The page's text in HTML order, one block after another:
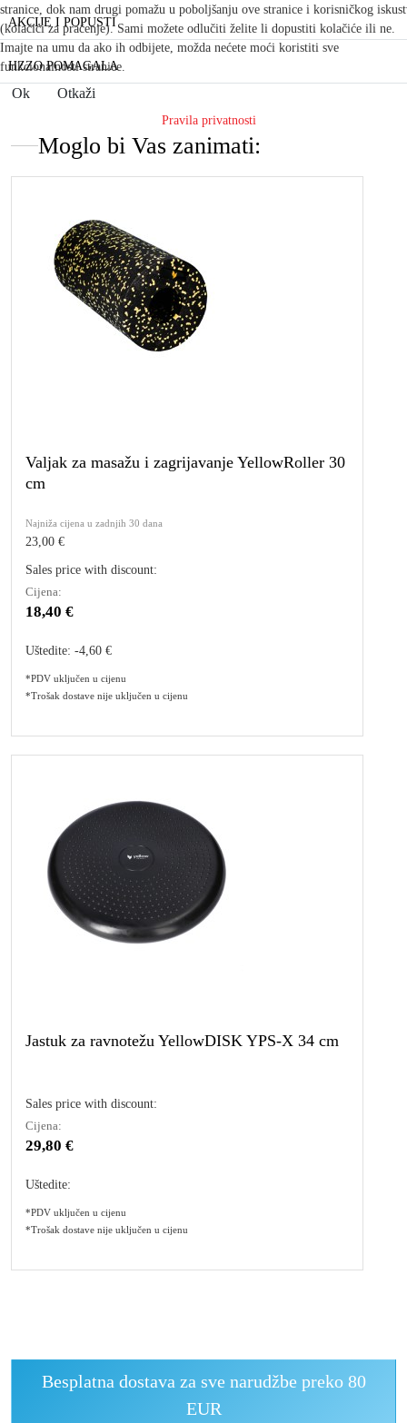
AKCIJE I POPUSTI
HZZO POMAGALA
Moglo bi Vas zanimati:
Valjak za masažu i zagrijavanje YellowRoller 30
cm
Najniža cijena u zadnjih 30 dana
23,00 €
Sales price with discount:
Cijena:
18,40 €
Uštedite: -4,60 €
*PDV uključen u cijenu
*Trošak dostave nije uključen u cijenu
Jastuk za ravnotežu YellowDISK YPS-X 34 cm
Sales price with discount:
Cijena:
29,80 €
Uštedite:
*PDV uključen u cijenu
*Trošak dostave nije uključen u cijenu
Besplatna dostava za sve narudžbe preko 80
EUR
stranice, dok nam drugi pomažu u poboljšanju ove stranice i korisničkog
(kolačići za praćenje). Sami možete odlučiti želite li dopustiti kolačiće ili ne.
Imajte na umu da ako ih odbijete, možda nećete moći koristiti sve
funkcionalnosti stranice.
Ok Otkaži
Pravila privatnosti